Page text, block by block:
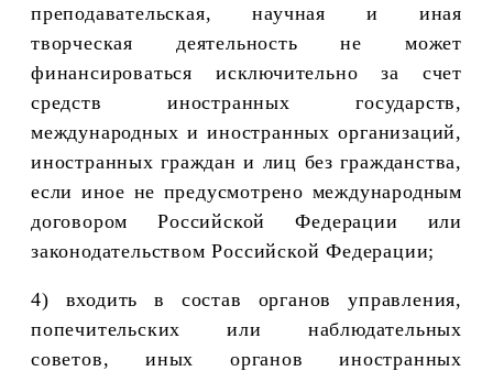
преподавательская, научная и иная
творческая деятельность не может
финансироваться исключительно за счет
средств иностранных государств,
международных и иностранных организаций,
иностранных граждан и лиц без гражданства,
если иное не предусмотрено международным
договором Российской Федерации или
законодательством Российской Федерации;
4) входить в состав органов управления,
попечительских или наблюдательных
советов, иных органов иностранных